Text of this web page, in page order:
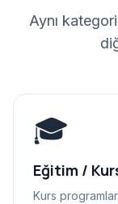
Aynı
🎓
Eğitim /
Kurs